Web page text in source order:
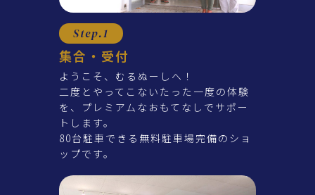
Step.1
集合・受付
ようこそ、むるぬーしへ！
二度とやってこないたった一度の体験
を、プレミアムなおもてなしでサポー
トします。
80台駐車できる無料駐車場完備のショ
ップです。